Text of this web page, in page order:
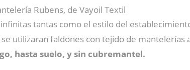
Rubens, de Vayoil Textil
tantas como el estilo del
utilizaran faldones con tejido de
hasta suelo, y sin cubremantel.